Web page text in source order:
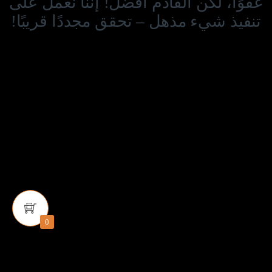
تنفيذ شيء مذهل – تحقق مجددًا قريبًا!
0